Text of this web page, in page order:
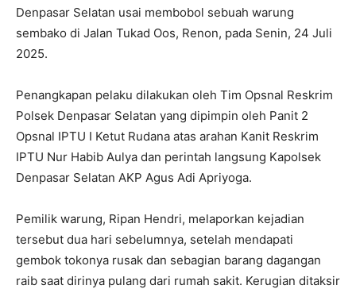
Denpasar Selatan usai membobol sebuah warung
sembako di Jalan Tukad Oos, Renon, pada Senin, 24 Juli
2025.
Penangkapan pelaku dilakukan oleh Tim Opsnal Reskrim
Polsek Denpasar Selatan yang dipimpin oleh Panit 2
Opsnal IPTU I Ketut Rudana atas arahan Kanit Reskrim
IPTU Nur Habib Aulya dan perintah langsung Kapolsek
Denpasar Selatan AKP Agus Adi Apriyoga.
Pemilik warung, Ripan Hendri, melaporkan kejadian
tersebut dua hari sebelumnya, setelah mendapati
gembok tokonya rusak dan sebagian barang dagangan
raib saat dirinya pulang dari rumah sakit. Kerugian ditaksir